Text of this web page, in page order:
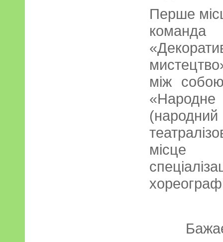
Перше
між
місце